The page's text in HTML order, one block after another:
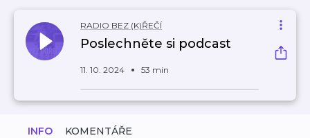
RADIO BEZ (K)ŘEČÍ
Poslechněte si podcast
11. 10. 2024 53 min
INFO KOMENTÁŘE